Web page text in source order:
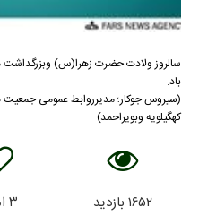
سالروز ولادت حضرت زهرا(س) وبزرگداشت
باد.
(سیروس جوکار؛ مدیرروابط عمومی جمعیت
کهگیلویه وبویراحمد)
۱۶۵۲ بازدید ۳